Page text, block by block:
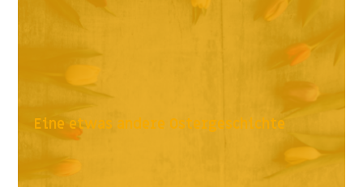
Eine etwas andere Ostergeschichte